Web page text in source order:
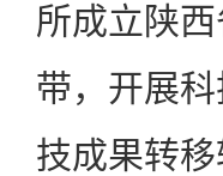
所成立陕
带，开展
技成果转